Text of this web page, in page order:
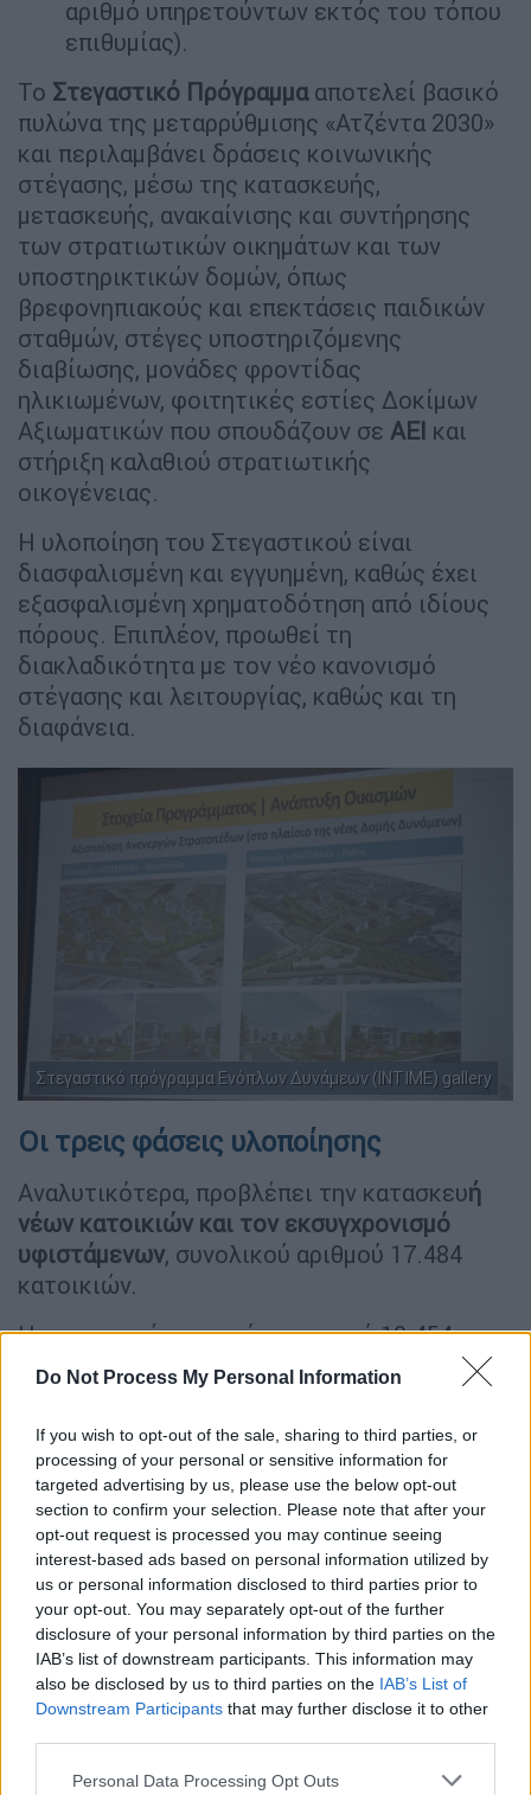
Do Not Process My Personal Information
If you wish to opt-out of the sale, sharing to third parties, or
processing of your personal or sensitive information for
targeted advertising by us, please use the below opt-out
section to confirm your selection. Please note that after your
opt-out request is processed you may continue seeing
interest-based ads based on personal information utilized by
us or personal information disclosed to third parties prior to
your opt-out. You may separately opt-out of the further
disclosure of your personal information by third parties on the
IAB’s list of downstream participants. This information may
also be disclosed by us to third parties on the IAB’s List of
Downstream Participants that may further disclose it to other
Please note that this website/app uses one or more Google
Personal Data Processing Opt Outs
αριθμό υπηρετούντων εκτός του τόπου
επιθυμίας).
Το Στεγαστικό Πρόγραμμααποτελεί βασικό
πυλώνα της μεταρρύθμισης «Ατζέντα 2030»
και περιλαμβάνει δράσεις κοινωνικής
στέγασης, μέσω της κατασκευής,
μετασκευής, ανακαίνισης και συντήρησης
των στρατιωτικών οικημάτων και των
υποστηρικτικών δομών, όπως
βρεφονηπιακούς και επεκτάσεις παιδικών
σταθμών, στέγες υποστηριζόμενης
διαβίωσης, μονάδες φροντίδας
ηλικιωμένων, φοιτητικές εστίες Δοκίμων
Αξιωματικών που σπουδάζουν σε ΑΕΙ και
στήριξη καλαθιού στρατιωτικής
οικογένειας.
Η υλοποίηση του Στεγαστικού είναι
διασφαλισμένη και εγγυημένη, καθώς έχει
εξασφαλισμένη χρηματοδότηση από ιδίους
πόρους. Επιπλέον, προωθεί τη
διακλαδικότητα με τον νέο κανονισμό
στέγασης και λειτουργίας, καθώς και τη
διαφάνεια.
Στεγαστικό πρόγραμμα Ενόπλων Δυνάμεων (INTIME) gallery
Οι τρεις φάσεις υλοποίησης
Αναλυτικότερα, προβλέπει την κατασκευή
νέων κατοικιών και τον εκσυγχρονισμό
υφιστάμενων, συνολικού αριθμού 17.484
κατοικιών.
Η κατασκευή περισσότερων από 10.454
νέων κατοικιών χωρίζεται σε τρεις φάσεις:
5.100 για το σύνολο του προσωπικού σε
Έβροκαι νησιά τουΑνατολικού Αιγαίου
για την περίοδο έως 2030. Η πρώτη
φάση ξεκίνησε το 2024 και έως τον
Δεκέμβριο του 2026 θα παραδοθούν
περισσότερες από 1.059 κατοικίες.
Β’ Φάση: Κατασκευή περισσότερων από
2.623 κατοικιών για το σύνολο του
προσωπικού σε Αιγαίο, Κρήτη και Θράκη
και το 50% τηςΑττικήςγια την περίοδο
Γ’ Φάση: Κατασκευή περισσότερων από